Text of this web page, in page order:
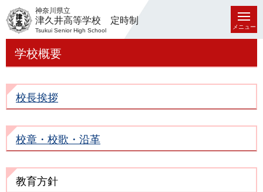
神奈川県立
津久井高等学校 定時制
Tsukui Senior High School
メニュー
学校概要
校長挨拶
校章・校歌・沿革
教育方針